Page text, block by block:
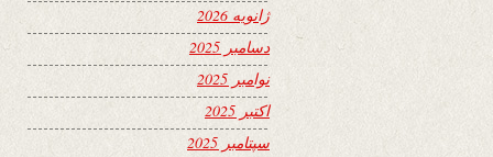
ژانویه 2026
دسامبر 2025
نوامبر 2025
اکتبر 2025
سپتامبر 2025